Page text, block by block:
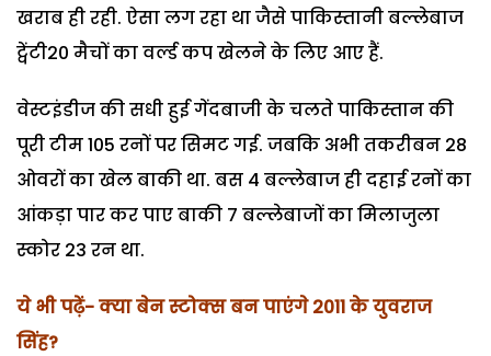
खराब ही रही. ऐसा लग रहा था जैसे पाकिस्तानी बल्लेबाज
ट्वेंटी20 मैचों का वर्ल्ड कप खेलने के लिए आए हैं.
वेस्टइंडीज की सधी हुई गेंदबाजी के चलते पाकिस्तान की
पूरी टीम 105 रनों पर सिमट गई. जबकि अभी तकरीबन 28
ओवरों का खेल बाकी था. बस 4 बल्लेबाज ही दहाई रनों का
आंकड़ा पार कर पाए बाकी 7 बल्लेबाजों का मिलाजुला
स्कोर 23 रन था.
ये भी पढ़ें-क्या बेन स्टोक्स बन पाएंगे 2011 के युवराज
सिंह?